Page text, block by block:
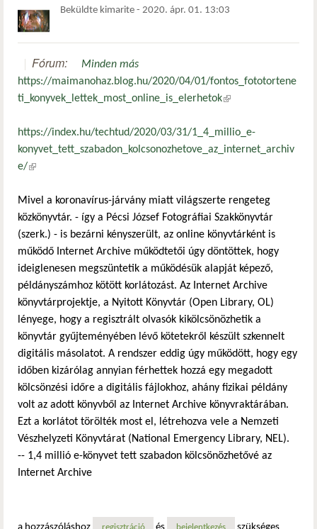
Beküldte kimarite - 2020. ápr. 01. 13:03
Fórum:
Minden más
https://maimanohaz.blog.hu/2020/04/01/fontos_fototortene
ti_konyvek_lettek_most_online_is_elerhetok(külső hivatkozás)
https://index.hu/techtud/2020/03/31/1_4_millio_e-
konyvet_tett_szabadon_kolcsonozhetove_az_internet_archiv
e/(külső hivatkozás)
Mivel a koronavírus-járvány miatt világszerte rengeteg
közkönyvtár. - így a Pécsi József Fotográfiai Szakkönyvtár
(szerk.) - is bezárni kényszerült, az online könyvtárként is
működő Internet Archive működtetői úgy döntöttek, hogy
ideiglenesen megszüntetik a működésük alapját képező,
példányszámhoz kötött korlátozást. Az Internet Archive
könyvtárprojektje, a Nyitott Könyvtár (Open Library, OL)
lényege, hogy a regisztrált olvasók kikölcsönözhetik a
könyvtár gyűjteményében lévő kötetekről készült szkennelt
digitális másolatot. A rendszer eddig úgy működött, hogy egy
időben kizárólag annyian férhettek hozzá egy megadott
kölcsönzési időre a digitális fájlokhoz, ahány fizikai példány
volt az adott könyvből az Internet Archive könyvraktárában.
Ezt a korlátot törölték most el, létrehozva vele a Nemzeti
Vészhelyzeti Könyvtárat (National Emergency Library, NEL).
-- 1,4 millió e-könyvet tett szabadon kölcsönözhetővé az
Internet Archive